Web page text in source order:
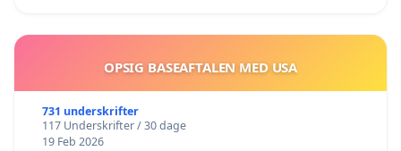
OPSIG BASEAFTALEN MED USA
731 underskrifter
117 Underskrifter / 30 dage
19 Feb 2026